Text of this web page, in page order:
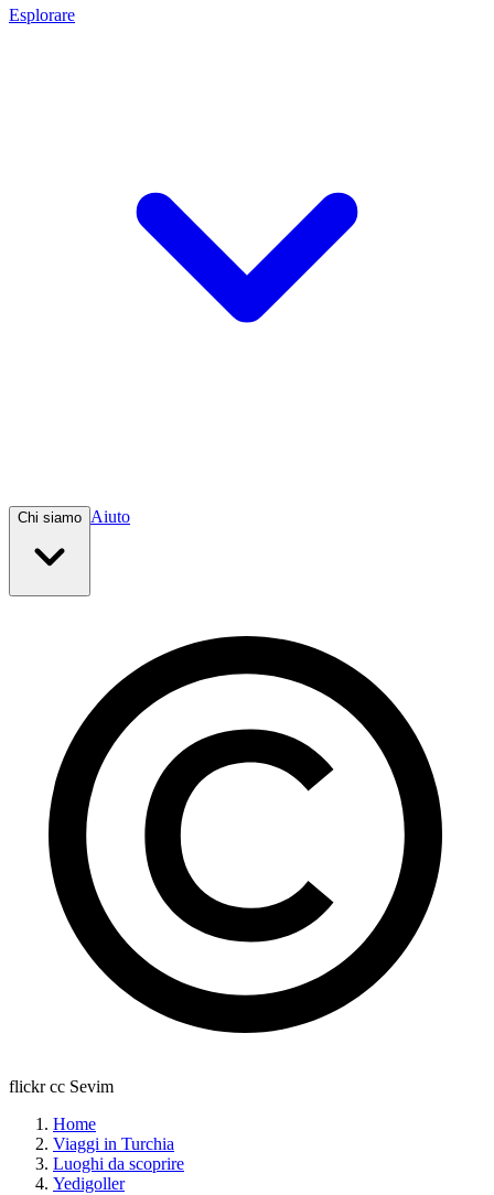
Esplorare
Chi siamo Aiuto
flickr cc Sevim
Home
Viaggi in Turchia
Luoghi da scoprire
Yedigoller